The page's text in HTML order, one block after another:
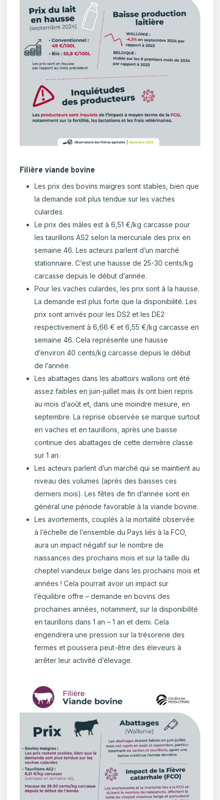
Filière viande bovine
Les prix des bovins maigres sont stables, bien que
la demande soit plus tendue sur les vaches
culardes.
Le prix des mâles est à 6,51 €/kg carcasse pour
les taurillons AS2 selon la mercuriale des prix en
semaine 46. Les acteurs parlent d’un marché
stationnaire. C’est une hausse de 25-30 cents/kg
carcasse depuis le début d’année.
Pour les vaches culardes, les prix sont à la hausse.
La demande est plus forte que la disponibilité. Les
prix sont arrivés pour les DS2 et les DE2
respectivement à 6,66 € et 6,55 €/kg carcasse en
semaine 46. Cela représente une hausse
d’environ 40 cents/kg carcasse depuis le début
de l’année.
Les abattages dans les abattoirs wallons ont été
assez faibles en juin-juillet mais ils ont bien repris
au mois d’août et, dans une moindre mesure, en
septembre. La reprise observée se marque surtout
en vaches et en taurillons, après une baisse
continue des abattages de cette dernière classe
sur 1 an.
Les acteurs parlent d’un marché qui se maintient au
niveau des volumes (après des baisses ces
derniers mois). Les fêtes de fin d’année sont en
général une période favorable à la viande bovine.
Les avortements, couplés à la mortalité observée
à l’échelle de l’ensemble du Pays liés à la FCO,
aura un impact négatif sur le nombre de
naissances des prochains mois et sur la taille du
cheptel viandeux belge dans les prochains mois et
années ! Cela pourrait avoir un impact sur
l’équilibre offre – demande en bovins des
prochaines années, notamment, sur la disponibilité
en taurillons dans 1 an – 1 an et demi. Cela
engendrera une pression sur la trésorerie des
fermes et poussera peut-être des éleveurs à
arrêter leur activité d’élevage.